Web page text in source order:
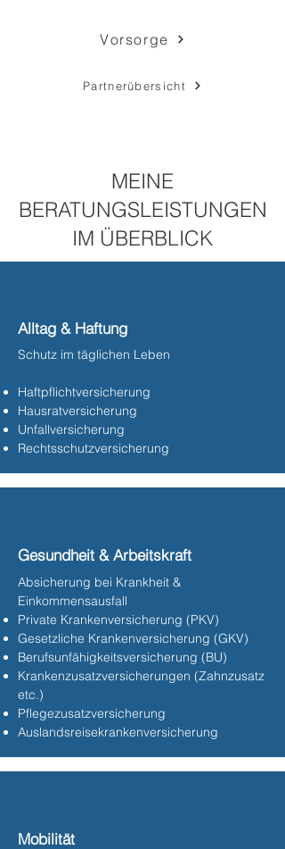
Vorsorge
Partnerübersicht
MEINE
BERATUNGSLEISTUNGEN
IM ÜBERBLICK
Alltag & Haftung
Schutz im täglichen Leben
Haftpflichtversicherung
Hausratversicherung
Unfallversicherung
Rechtsschutzversicherung​
Gesundheit & Arbeitskraft
Absicherung bei Krankheit &
Einkommensausfall
Private Krankenversicherung (PKV)
Gesetzliche Krankenversicherung (GKV)
Berufsunfähigkeitsversicherung (BU)
Krankenzusatzversicherungen (Zahnzusatz
etc.)
Pflegezusatzversicherung
Auslandsreisekrankenversicherung
Mobilität